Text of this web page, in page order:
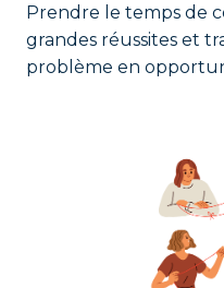
Prendre le temps de
grandes réussites et
problème en